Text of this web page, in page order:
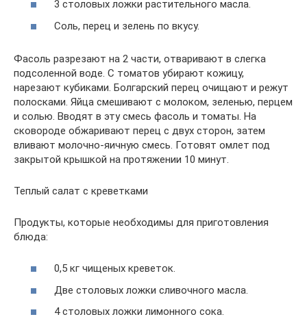
3 столовых ложки растительного масла.
Соль, перец и зелень по вкусу.
Фасоль разрезают на 2 части, отваривают в слегка
подсоленной воде. С томатов убирают кожицу,
нарезают кубиками. Болгарский перец очищают и режут
полосками. Яйца смешивают с молоком, зеленью, перцем
и солью. Вводят в эту смесь фасоль и томаты. На
сковороде обжаривают перец с двух сторон, затем
вливают молочно-яичную смесь. Готовят омлет под
закрытой крышкой на протяжении 10 минут.
Теплый салат с креветками
Продукты, которые необходимы для приготовления
блюда:
0,5 кг чищеных креветок.
Две столовых ложки сливочного масла.
4 столовых ложки лимонного сока.